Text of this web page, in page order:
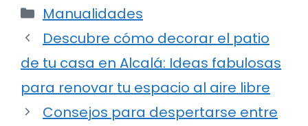
Categorías
Manualidades
Descubre cómo decorar el patio
de tu casa en Alcalá: Ideas fabulosas
para renovar tu espacio al aire libre
Consejos para despertarse entre